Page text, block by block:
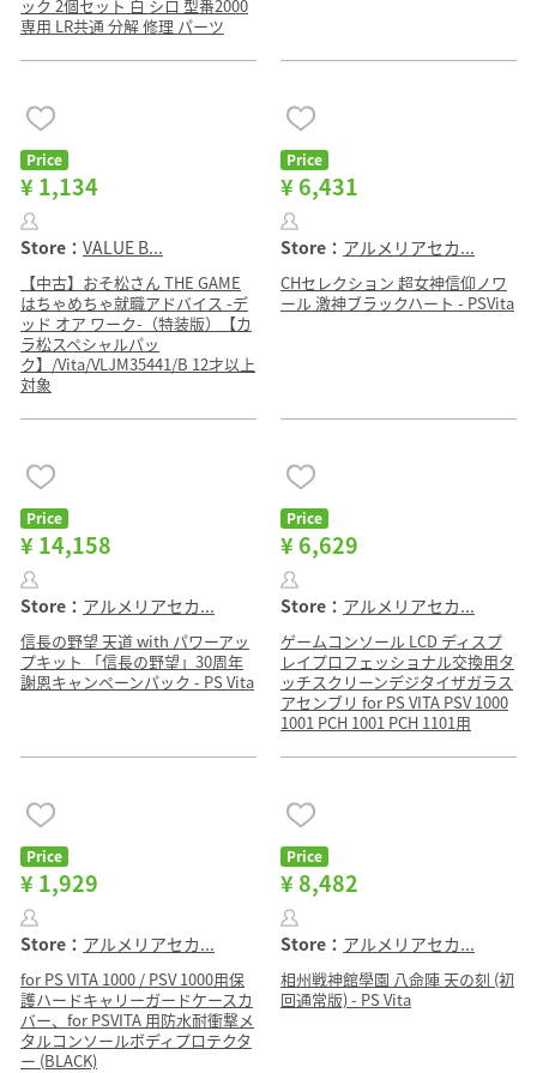
ック 2個セット 白 シロ 型番2000
専用 LR共通 分解 修理 パーツ
Price
¥ 1,134
Store： VALUE B...
【中古】おそ松さん THE GAME
はちゃめちゃ就職アドバイス -デ
ッド オア ワーク-（特装版）【カ
ラ松スペシャルパッ
ク】/Vita/VLJM35441/B 12才以上
対象
Price
¥ 6,431
Store： アルメリアセカ...
CHセレクション 超女神信仰ノワ
ール 激神ブラックハート - PSVita
Price
¥ 14,158
Store： アルメリアセカ...
信長の野望 天道 with パワーアッ
プキット 「信長の野望」30周年
謝恩キャンペーンパック - PS Vita
Price
¥ 6,629
Store： アルメリアセカ...
ゲームコンソール LCD ディスプ
レイプロフェッショナル交換用タ
ッチスクリーンデジタイザガラス
アセンブリ for PS VITA PSV 1000
1001 PCH 1001 PCH 1101用
Price
¥ 1,929
Store： アルメリアセカ...
for PS VITA 1000 / PSV 1000用保
護ハードキャリーガードケースカ
バー、for PSVITA 用防水耐衝撃メ
タルコンソールボディプロテクタ
ー (BLACK)
Price
¥ 8,482
Store： アルメリアセカ...
相州戦神館學園 八命陣 天の刻 (初
回通常版) - PS Vita